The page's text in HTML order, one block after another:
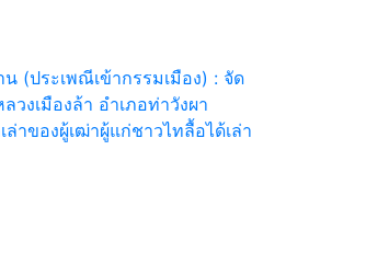
(ประเพณีเข้ากรรมเมือง) : จัด
งเมืองล้า อำเภอท่าวังผา
าของผู้เฒ่าผู้แก่ชาวไทลื้อได้เล่า